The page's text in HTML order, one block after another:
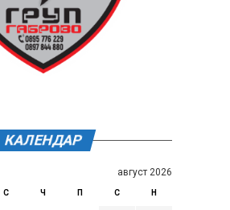
КАЛЕНДАР
август 2026
С Ч П С Н